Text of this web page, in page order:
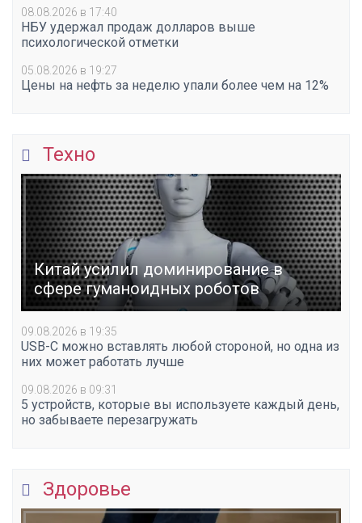
08.08.2026 в 17:40
НБУ удержал продаж долларов выше
психологической отметки
05.08.2026 в 19:27
Цены на нефть за неделю упали более чем на 12%
Техно
Китай усилил доминирование в
сфере гуманоидных роботов
09.08.2026 в 19:35
USB-C можно вставлять любой стороной, но одна из
них может работать лучше
09.08.2026 в 09:31
5 устройств, которые вы используете каждый день,
но забываете перезагружать
Здоровье